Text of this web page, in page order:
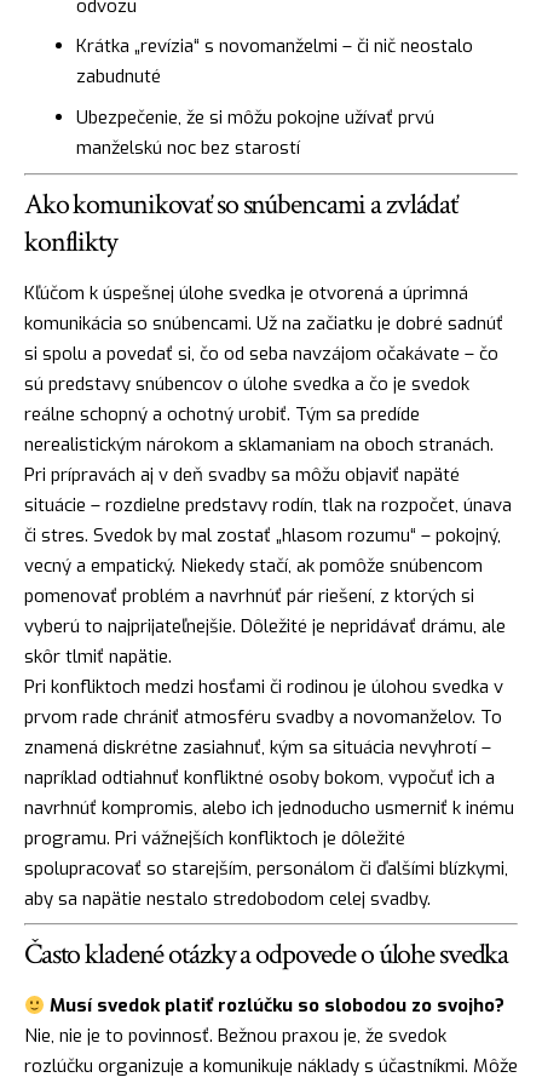
odvozu
Krátka „revízia“ s novomanželmi – či nič neostalo
zabudnuté
Ubezpečenie, že si môžu pokojne užívať prvú
manželskú noc bez starostí
Ako komunikovať so snúbencami a zvládať
konflikty
Kľúčom k úspešnej úlohe svedka je otvorená a úprimná
komunikácia so snúbencami. Už na začiatku je dobré sadnúť
si spolu a povedať si, čo od seba navzájom očakávate – čo
sú predstavy snúbencov o úlohe svedka a čo je svedok
reálne schopný a ochotný urobiť. Tým sa predíde
nerealistickým nárokom a sklamaniam na oboch stranách.
Pri prípravách aj v deň svadby sa môžu objaviť napäté
situácie – rozdielne predstavy rodín, tlak na rozpočet, únava
či stres. Svedok by mal zostať „hlasom rozumu“ – pokojný,
vecný a empatický. Niekedy stačí, ak pomôže snúbencom
pomenovať problém a navrhnúť pár riešení, z ktorých si
vyberú to najprijateľnejšie. Dôležité je nepridávať drámu, ale
skôr tlmiť napätie.
Pri konfliktoch medzi hosťami či rodinou je úlohou svedka v
prvom rade chrániť atmosféru svadby a novomanželov. To
znamená diskrétne zasiahnuť, kým sa situácia nevyhrotí –
napríklad odtiahnuť konfliktné osoby bokom, vypočuť ich a
navrhnúť kompromis, alebo ich jednoducho usmerniť k inému
programu. Pri vážnejších konfliktoch je dôležité
spolupracovať so starejším, personálom či ďalšími blízkymi,
aby sa napätie nestalo stredobodom celej svadby.
Často kladené otázky a odpovede o úlohe svedka
Musí svedok platiť rozlúčku so slobodou zo svojho?
Nie, nie je to povinnosť. Bežnou praxou je, že svedok
rozlúčku organizuje a komunikuje náklady s účastníkmi. Môže